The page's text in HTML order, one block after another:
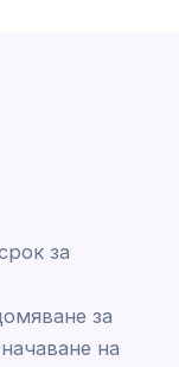
за
за
на